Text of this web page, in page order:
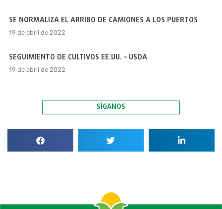
SE NORMALIZA EL ARRIBO DE CAMIONES A LOS PUERTOS
19 de abril de 2022
SEGUIMIENTO DE CULTIVOS EE.UU. – USDA
19 de abril de 2022
SÍGANOS